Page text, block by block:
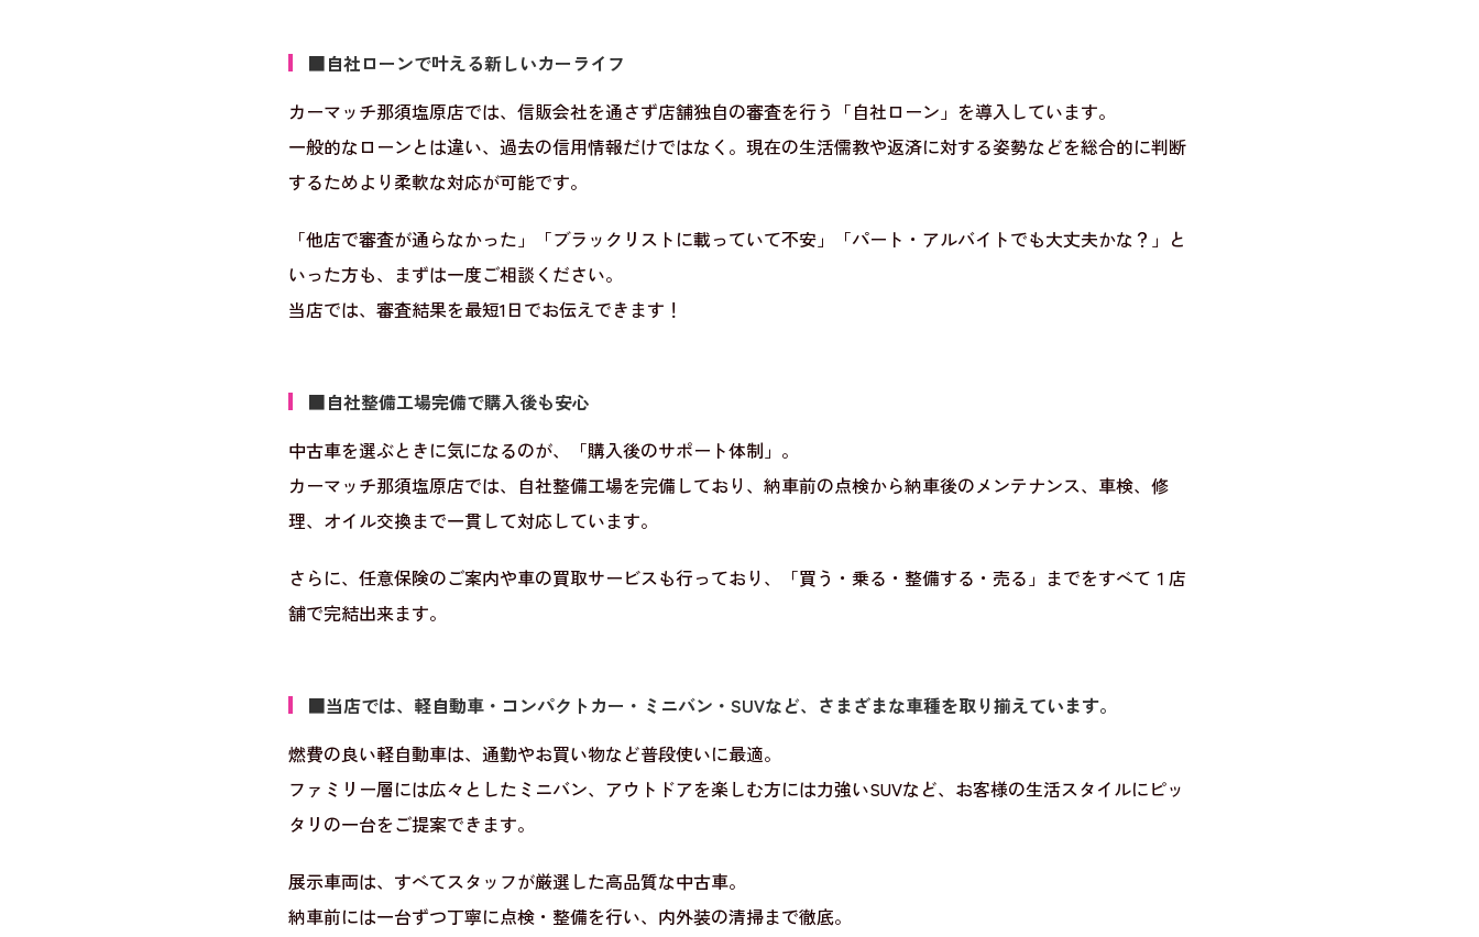
■自社ローンで叶える新しいカーライフ
カーマッチ那須塩原店では、信販会社を通さず店舗独自の審査を行う「自社ローン」を導入しています。
一般的なローンとは違い、過去の信用情報だけではなく。現在の生活儒教や返済に対する姿勢などを総合的に判断
するためより柔軟な対応が可能です。
「他店で審査が通らなかった」「ブラックリストに載っていて不安」「パート・アルバイトでも大丈夫かな？」と
いった方も、まずは一度ご相談ください。
当店では、審査結果を最短1日でお伝えできます！
■自社整備工場完備で購入後も安心
中古車を選ぶときに気になるのが、「購入後のサポート体制」。
カーマッチ那須塩原店では、自社整備工場を完備しており、納車前の点検から納車後のメンテナンス、車検、修
理、オイル交換まで一貫して対応しています。
さらに、任意保険のご案内や車の買取サービスも行っており、「買う・乗る・整備する・売る」までをすべて１店
舗で完結出来ます。
■当店では、軽自動車・コンパクトカー・ミニバン・SUVなど、さまざまな車種を取り揃えています。
燃費の良い軽自動車は、通勤やお買い物など普段使いに最適。
ファミリー層には広々としたミニバン、アウトドアを楽しむ方には力強いSUVなど、お客様の生活スタイルにピッ
タリの一台をご提案できます。
展示車両は、すべてスタッフが厳選した高品質な中古車。
納車前には一台ずつ丁寧に点検・整備を行い、内外装の清掃まで徹底。